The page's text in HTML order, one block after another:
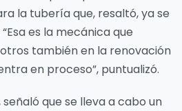
la tubería que, resaltó, ya se
es la mecánica que
también en la renovación
en proceso”, puntualizó.
que se lleva a cabo un